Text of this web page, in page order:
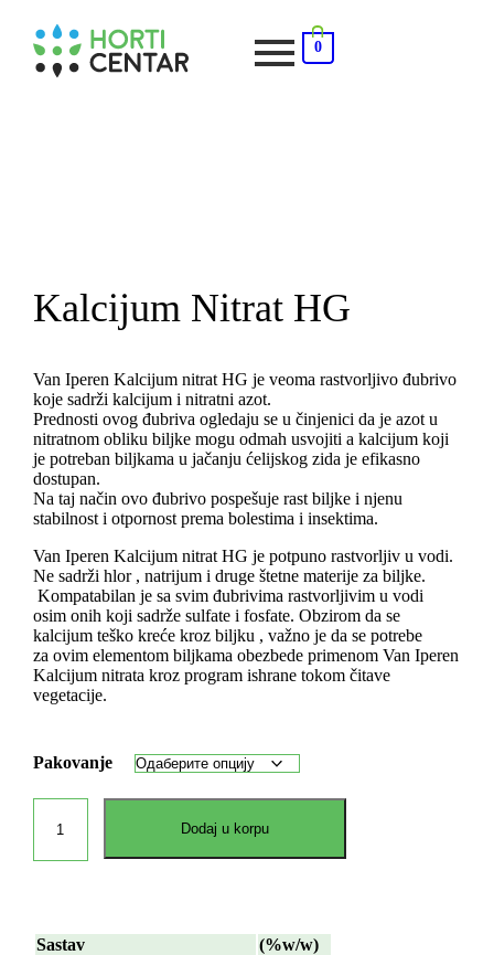
0
Kalcijum Nitrat HG
Van Iperen Kalcijum nitrat HG je veoma rastvorljivo đubrivo
koje sadrži kalcijum i nitratni azot.
Prednosti ovog đubriva ogledaju se u činjenici da je azot u
nitratnom obliku biljke mogu odmah usvojiti a kalcijum koji
je potreban biljkama u jačanju ćelijskog zida je efikasno
dostupan.
Na taj način ovo đubrivo pospešuje rast biljke i njenu
stabilnost i otpornost prema bolestima i insektima.
Van Iperen Kalcijum nitrat HG je potpuno rastvorljiv u vodi.
Ne sadrži hlor , natrijum i druge štetne materije za biljke.
Kompatabilan je sa svim đubrivima rastvorljivim u vodi
osim onih koji sadrže sulfate i fosfate. Obzirom da se
kalcijum teško kreće kroz biljku , važno je da se potrebe
za ovim elementom biljkama obezbede primenom Van Iperen
Kalcijum nitrata kroz program ishrane tokom čitave
vegetacije.
Pakovanje
Dodaj u korpu
Sastav
(%w/w)